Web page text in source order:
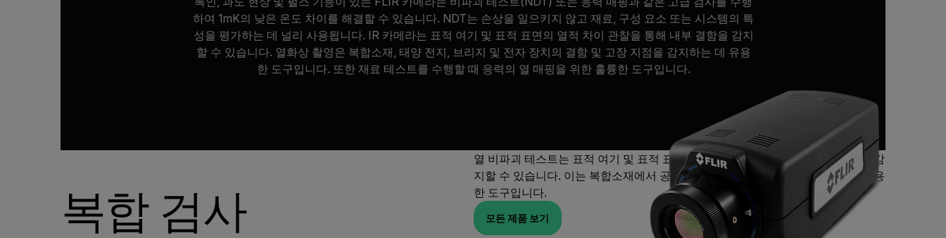
하여 1mK의 낮은 온도 차이를 해결할 수 있습니다. NDT는 손상을 일으키지 않고 재료, 구성 요소 또는 시스템의 특
성을 평가하는 데 널리 사용됩니다. IR 카메라는 표적 여기 및 표적 표면의 열적 차이 관찰을 통해 내부 결함을 감지
할 수 있습니다. 열화상 촬영은 복합소재, 태양 전지, 브리지 및 전자 장치의 결함 및 고장 지점을 감지하는 데 유용
한 도구입니다. 또한 재료 테스트를 수행할 때 응력의 열 매핑을 위한 훌륭한 도구입니다.
복합 검사
열 비파괴 테스트는 표적 여기 및 표적 표면의 열적 차이 관찰을 통해 내부 결함을 감
지할 수 있습니다. 이는 복합소재에서 공극, 층분리 및 수분 포함을 감지하는 데 유용
한 도구입니다.
모든 제품 보기